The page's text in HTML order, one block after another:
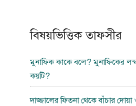
বিষয়ভিত্তিক তাফসীর
মুনাফিক কাকে বলে? মুনাফিকের
কয়টি?
দাজ্জালের ফিতনা থেকে বাঁচার